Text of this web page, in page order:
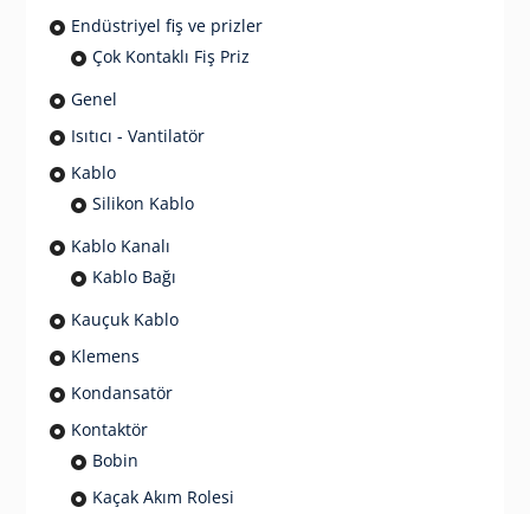
Endüstriyel fiş ve prizler
Çok Kontaklı Fiş Priz
Genel
Isıtıcı - Vantilatör
Kablo
Silikon Kablo
Kablo Kanalı
Kablo Bağı
Kauçuk Kablo
Klemens
Kondansatör
Kontaktör
Bobin
Kaçak Akım Rolesi